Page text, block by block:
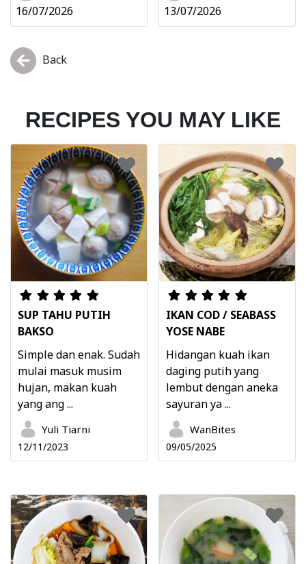
16/07/2026 13/07/2026
Back
RECIPES YOU MAY LIKE
SUP TAHU PUTIH
BAKSO
Simple dan enak. Sudah
mulai masuk musim
hujan, makan kuah
yang ang ...
Yuli Tiarni
12/11/2023
IKAN COD / SEABASS
YOSE NABE
Hidangan kuah ikan
daging putih yang
lembut dengan aneka
sayuran ya ...
WanBites
09/05/2025